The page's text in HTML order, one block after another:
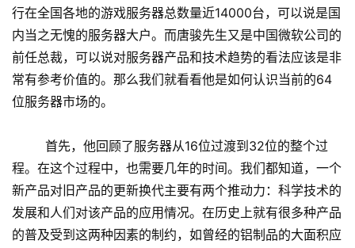
行在全国各地的游戏服务器总数量近14000台，可以说是国
内当之无愧的服务器大户。而唐骏先生又是中国微软公司的
前任总裁，可以说对服务器产品和技术趋势的看法应该是非
常有参考价值的。那么我们就看看他是如何认识当前的64
位服务器市场的。
首先，他回顾了服务器从16位过渡到32位的整个过
程。在这个过程中，也需要几年的时间。我们都知道，一个
新产品对旧产品的更新换代主要有两个推动力：科学技术的
发展和人们对该产品的应用情况。在历史上就有很多种产品
的普及受到这两种因素的制约，如曾经的铝制品的大面积应